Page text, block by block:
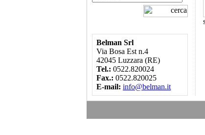
Belman Srl
Via Bosa Est n.4
42045 Luzzara (RE)
Tel.: 0522.820024
Fax.: 0522.820025
E-mail: info@belman.it